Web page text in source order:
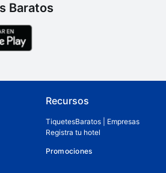
Baratos
Recursos
TiquetesBaratos | Empresas
Registra tu hotel
Promociones